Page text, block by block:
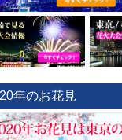
年のお花見